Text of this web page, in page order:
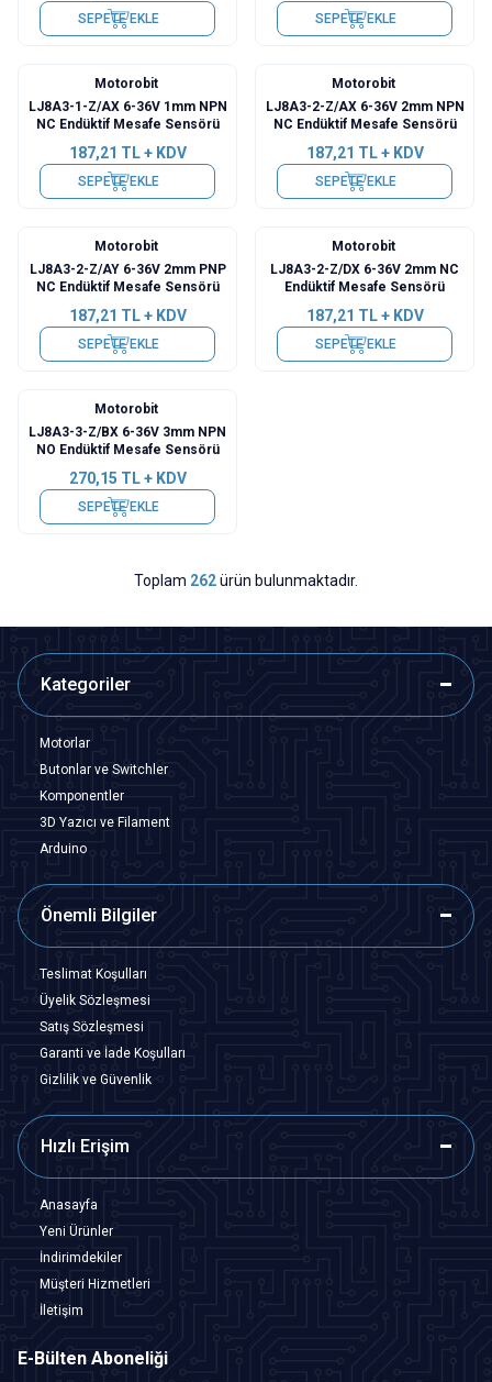
SEPETE EKLE SEPETE EKLE
Motorobit
LJ8A3-1-Z/AX 6-36V 1mm NPN
NC Endüktif Mesafe Sensörü
187,21 TL + KDV
SEPETE EKLE
Motorobit
LJ8A3-2-Z/AX 6-36V 2mm NPN
NC Endüktif Mesafe Sensörü
187,21 TL + KDV
SEPETE EKLE
Motorobit
LJ8A3-2-Z/AY 6-36V 2mm PNP
NC Endüktif Mesafe Sensörü
187,21 TL + KDV
SEPETE EKLE
Motorobit
LJ8A3-2-Z/DX 6-36V 2mm NC
Endüktif Mesafe Sensörü
187,21 TL + KDV
SEPETE EKLE
Motorobit
LJ8A3-3-Z/BX 6-36V 3mm NPN
NO Endüktif Mesafe Sensörü
270,15 TL + KDV
SEPETE EKLE
Toplam 262ürün bulunmaktadır.
Kategoriler
Motorlar
Butonlar ve Switchler
Komponentler
3D Yazıcı ve Filament
Arduino
Önemli Bilgiler
Teslimat Koşulları
Üyelik Sözleşmesi
Satış Sözleşmesi
Garanti ve İade Koşulları
Gizlilik ve Güvenlik
Hızlı Erişim
Anasayfa
Yeni Ürünler
İndirimdekiler
Müşteri Hizmetleri
İletişim
E-Bülten Aboneliği